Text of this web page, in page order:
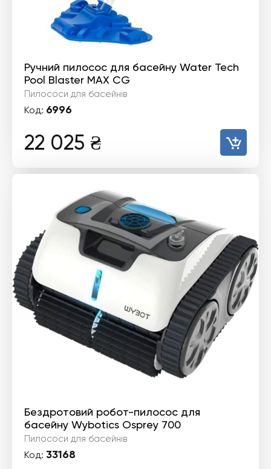
Ручний пилосос для басейну Water Tech
Pool Blaster MAX CG
Пилососи для басейнів
Код: 6996
22 025 ₴
Бездротовий робот-пилосос для
басейну Wybotics Osprey 700
Пилососи для басейнів
Код: 33168